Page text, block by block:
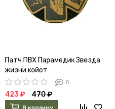
Патч ПВХ Парамедик Звезда
жизни койот
0
423 ₽ 470 ₽